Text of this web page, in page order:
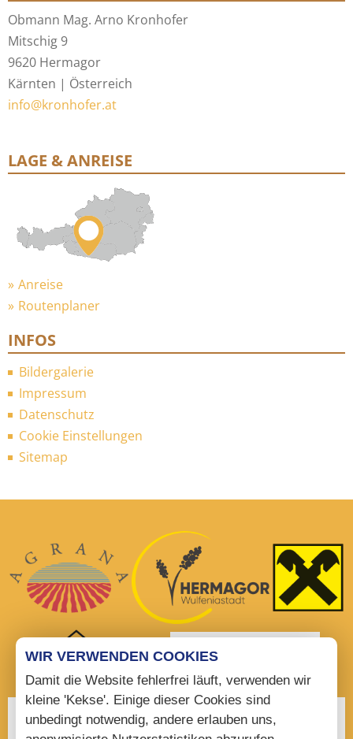
Obmann Mag. Arno Kronhofer
Mitschig 9
9620 Hermagor
Kärnten | Österreich
info@kronhofer.at
LAGE & ANREISE
Anreise
Routenplaner
INFOS
Bildergalerie
Impressum
Datenschutz
Cookie Einstellungen
Sitemap
WIR VERWENDEN COOKIES
Damit die Website fehlerfrei läuft, verwenden wir
kleine 'Kekse'. Einige dieser Cookies sind
unbedingt notwendig, andere erlauben uns,